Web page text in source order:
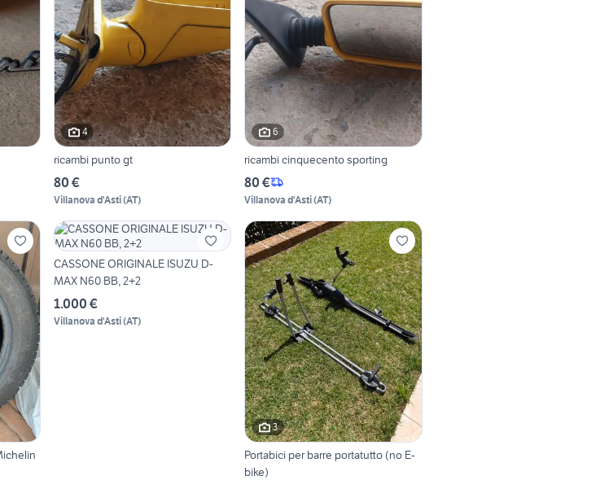
4
ricambi punto gt
80 €
Villanova d'Asti(AT)
6
ricambi cinquecento sporting
80 €
Villanova d'Asti(AT)
CASSONE ORIGINALE ISUZU D-
MAX N60 BB, 2+2
1.000 €
Villanova d'Asti(AT)
3
Portabici per barre portatutto (no E-
bike)